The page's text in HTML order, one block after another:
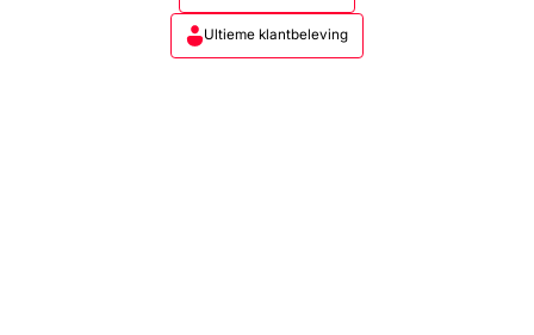
Ultieme klantbeleving